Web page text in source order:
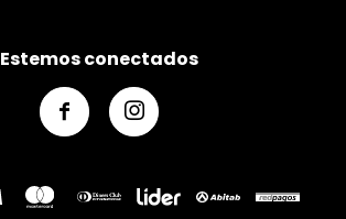
Estemos conectados
 